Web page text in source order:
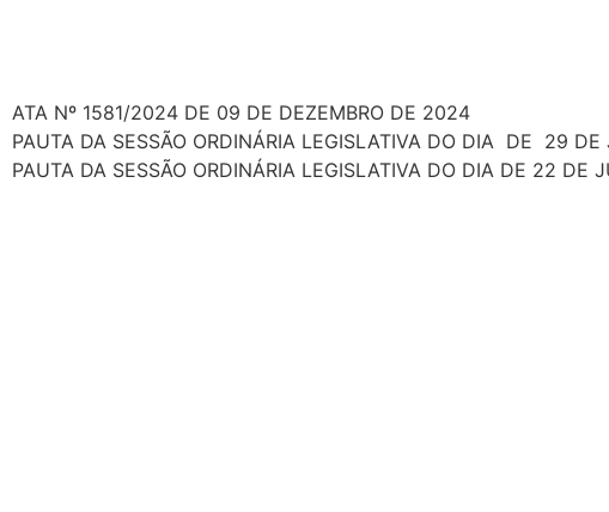
ATA Nº 1581/2024 DE 09 DE DEZEMBRO DE 2024
PAUTA DA SESSÃO ORDINÁRIA LEGISLATIVA DO DIA DE 29
PAUTA DA SESSÃO ORDINÁRIA LEGISLATIVA DO DIA DE 22 DE